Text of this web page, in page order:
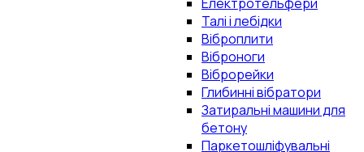
Талі і лебідки
Віброплити
Віброноги
Віброрейки
Глибинні вібратори
Затиральні машини для
бетону
Паркетошліфувальні